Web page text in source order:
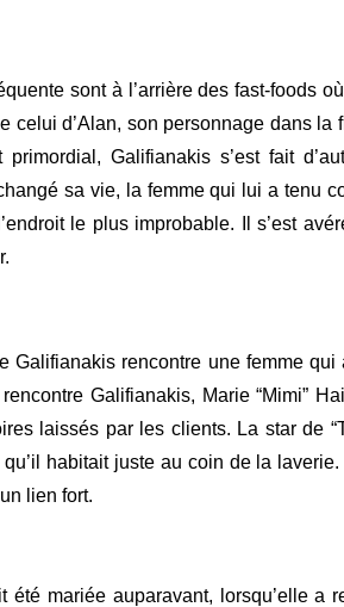
sont à l’arrière des fast-foods
celui d’Alan, son personnage dans
primordial, Galifianakis s’est fait
sa vie, la femme qui lui a tenu
le plus improbable. Il s’est
Galifianakis rencontre une femme
rencontre Galifianakis, Marie “Mimi”
laissés par les clients. La star de
habitait juste au coin de la
lien fort.
été mariée auparavant, lorsqu’elle a